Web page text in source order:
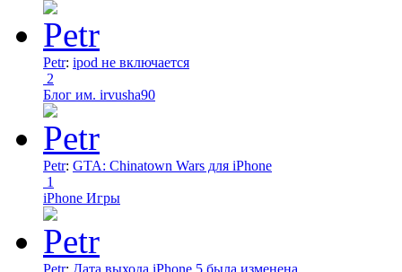
Petr: ipod не включается
2
Блог им. irvusha90
Petr: GTA: Chinatown Wars для iPhone
1
iPhone Игры
Petr: Дата выхода iPhone 5 была изменена